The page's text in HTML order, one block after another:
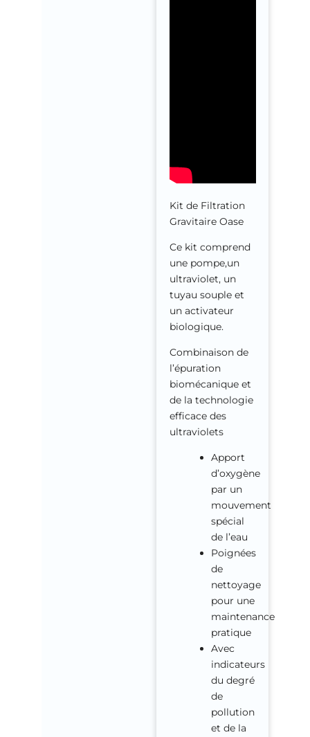
Kit de Filtration
Gravitaire Oase
Ce kit comprend
une pompe,un
ultraviolet, un
tuyau souple et
un activateur
biologique.
Combinaison de
l’épuration
biomécanique et
de la technologie
efficace des
ultraviolets
Apport
d’oxygène
par un
mouvement
spécial
de l’eau
Poignées
de
nettoyage
pour une
maintenance
pratique
Avec
indicateurs
du degré
de
pollution
et de la